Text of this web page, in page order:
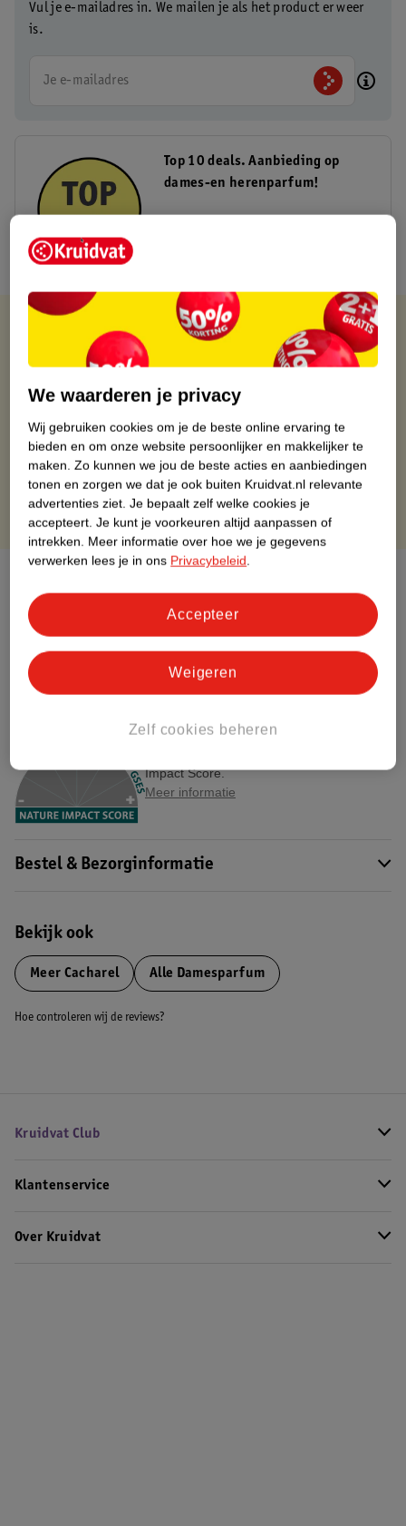
Vul je e-mailadres in. We mailen je als het product er weer
is.
Je e-mailadres
Top 10 deals. Aanbieding op
dames-en herenparfum!
Kruidvat is altijd voordelig
Gratis ophalen in de winkel
Op werkdagen voor 22:00 uur besteld, volgende dag in huis
Gratis retourneren binnen 30 dagen
Gratis punten met je Kruidvat kaart
Productinformatie
Etiketinformatie
Nature Impact Score
Impact Score.
Meer informatie
Bestel & Bezorginformatie
Bekijk ook
Meer Cacharel Alle Damesparfum
Hoe controleren wij de reviews?
Kruidvat Club
Klantenservice
Over Kruidvat
We waarderen je privacy
Wij gebruiken cookies om je de beste online ervaring te
bieden en om onze website persoonlijker en makkelijker te
maken. Zo kunnen we jou de beste acties en aanbiedingen
tonen en zorgen we dat je ook buiten Kruidvat.nl relevante
advertenties ziet. Je bepaalt zelf welke cookies je
accepteert. Je kunt je voorkeuren altijd aanpassen of
intrekken. Meer informatie over hoe we je gegevens
verwerken lees je in ons Privacybeleid.
Zelf cookies beheren
Weigeren
Accepteer